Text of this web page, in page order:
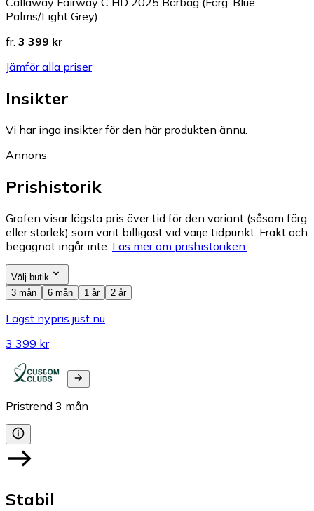
Palms/Light Grey)
fr. 3 399 kr
Jämför alla priser
Insikter
Vi har inga insikter för den här produkten ännu.
Annons
Prishistorik
Grafen visar lägsta pris över tid för den variant (såsom färg
eller storlek) som varit billigast vid varje tidpunkt. Frakt och
begagnat ingår inte. Läs mer om prishistoriken.
Välj butik
3 mån
6 mån 1 år 2 år
Lägst nypris just nu
3 399 kr
Pristrend 3 mån
Stabil